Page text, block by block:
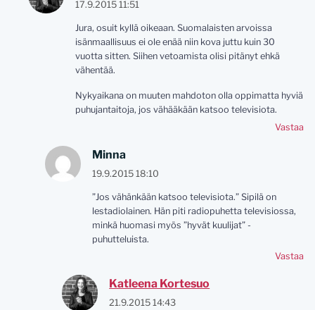
17.9.2015 11:51
Jura, osuit kyllä oikeaan. Suomalaisten arvoissa
isänmaallisuus ei ole enää niin kova juttu kuin 30
vuotta sitten. Siihen vetoamista olisi pitänyt ehkä
vähentää.
Nykyaikana on muuten mahdoton olla oppimatta hyviä
puhujantaitoja, jos vähääkään katsoo televisiota.
Vastaa
Minna
19.9.2015 18:10
”Jos vähänkään katsoo televisiota.” Sipilä on
lestadiolainen. Hän piti radiopuhetta televisiossa,
minkä huomasi myös ”hyvät kuulijat” -
puhutteluista.
Vastaa
Katleena Kortesuo
21.9.2015 14:43